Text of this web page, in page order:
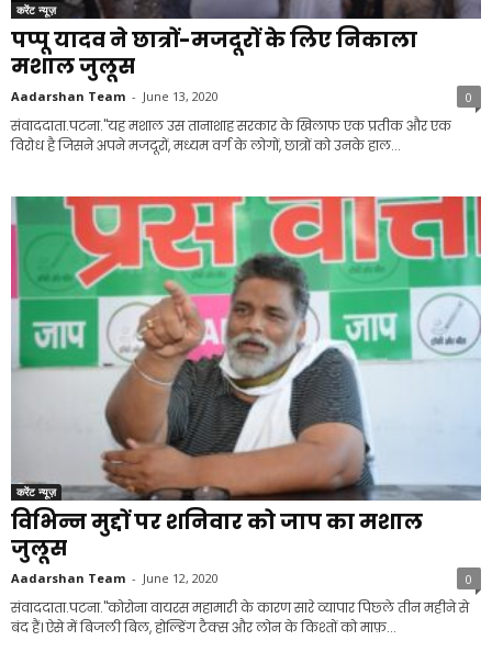
करेंट न्यूज़
पप्पू यादव ने छात्रों-मजदूरों के लिए निकाला
मशाल जुलूस
Aadarshan Team - June 13, 2020 0
संवाददाता.पटना."यह मशाल उस तानाशाह सरकार के खिलाफ एक प्रतीक और एक
विरोध है जिसने अपने मजदूरों, मध्यम वर्ग के लोगों, छात्रों को उनके हाल...
करेंट न्यूज़
विभिन्न मुद्दों पर शनिवार को जाप का मशाल
जुलूस
Aadarshan Team - June 12, 2020 0
संवाददाता.पटना."कोरोना वायरस महामारी के कारण सारे व्यापार पिछ्ले तीन महीने से
बंद हैं। ऐसे में बिजली बिल, होल्डिंग टैक्स और लोन के किश्तों को माफ़...